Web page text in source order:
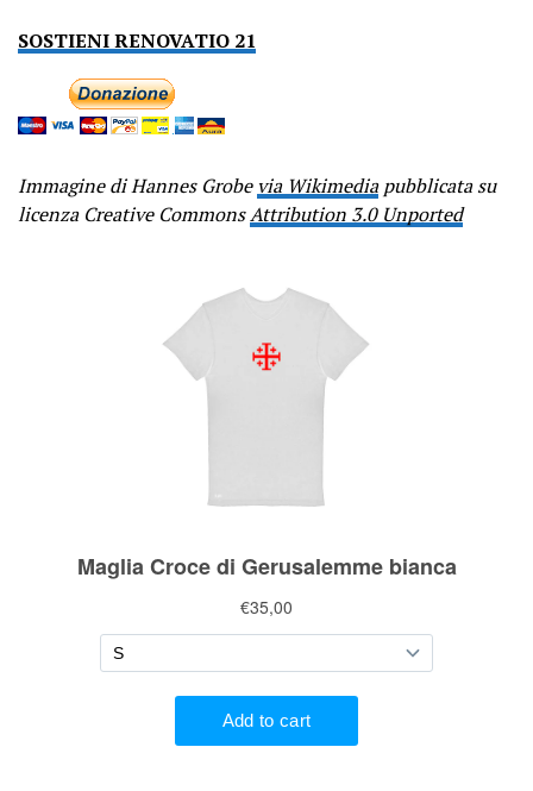
SOSTIENI RENOVATIO 21
Immagine di Hannes Grobevia Wikimediapubblicata su
licenza Creative CommonsAttribution 3.0 Unported